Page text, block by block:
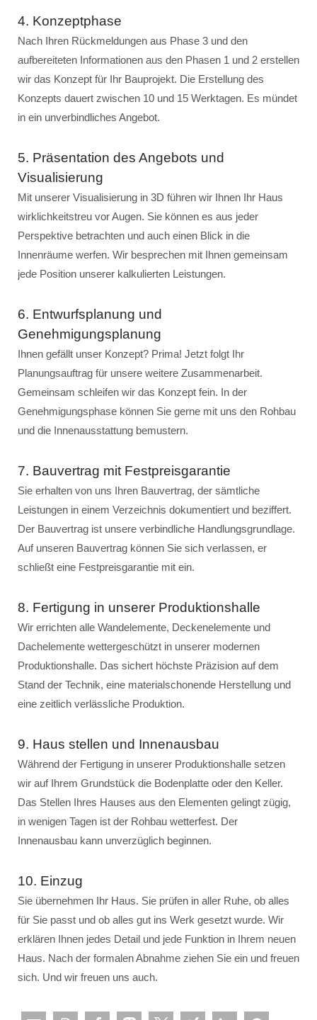
4. Konzeptphase
Nach Ihren Rückmeldungen aus Phase 3 und den
aufbereiteten Informationen aus den Phasen 1 und 2 erstellen
wir das Konzept für Ihr Bauprojekt. Die Erstellung des
Konzepts dauert zwischen 10 und 15 Werktagen. Es mündet
in ein unverbindliches Angebot.
5. Präsentation des Angebots und
Visualisierung
Mit unserer Visualisierung in 3D führen wir Ihnen Ihr Haus
wirklichkeitstreu vor Augen. Sie können es aus jeder
Perspektive betrachten und auch einen Blick in die
Innenräume werfen. Wir besprechen mit Ihnen gemeinsam
jede Position unserer kalkulierten Leistungen.
6. Entwurfsplanung und
Genehmigungsplanung
Ihnen gefällt unser Konzept? Prima! Jetzt folgt Ihr
Planungsauftrag für unsere weitere Zusammenarbeit.
Gemeinsam schleifen wir das Konzept fein. In der
Genehmigungsphase können Sie gerne mit uns den Rohbau
und die Innenausstattung bemustern.
7. Bauvertrag mit Festpreisgarantie
Sie erhalten von uns Ihren Bauvertrag, der sämtliche
Leistungen in einem Verzeichnis dokumentiert und beziffert.
Der Bauvertrag ist unsere verbindliche Handlungsgrundlage.
Auf unseren Bauvertrag können Sie sich verlassen, er
schließt eine Festpreisgarantie mit ein.
8. Fertigung in unserer Produktionshalle
Wir errichten alle Wandelemente, Deckenelemente und
Dachelemente wettergeschützt in unserer modernen
Produktionshalle. Das sichert höchste Präzision auf dem
Stand der Technik, eine materialschonende Herstellung und
eine zeitlich verlässliche Produktion.
9. Haus stellen und Innenausbau
Während der Fertigung in unserer Produktionshalle setzen
wir auf Ihrem Grundstück die Bodenplatte oder den Keller.
Das Stellen Ihres Hauses aus den Elementen gelingt zügig,
in wenigen Tagen ist der Rohbau wetterfest. Der
Innenausbau kann unverzüglich beginnen.
10. Einzug
Sie übernehmen Ihr Haus. Sie prüfen in aller Ruhe, ob alles
für Sie passt und ob alles gut ins Werk gesetzt wurde. Wir
erklären Ihnen jedes Detail und jede Funktion in Ihrem neuen
Haus. Nach der formalen Abnahme ziehen Sie ein und freuen
sich. Und wir freuen uns auch.